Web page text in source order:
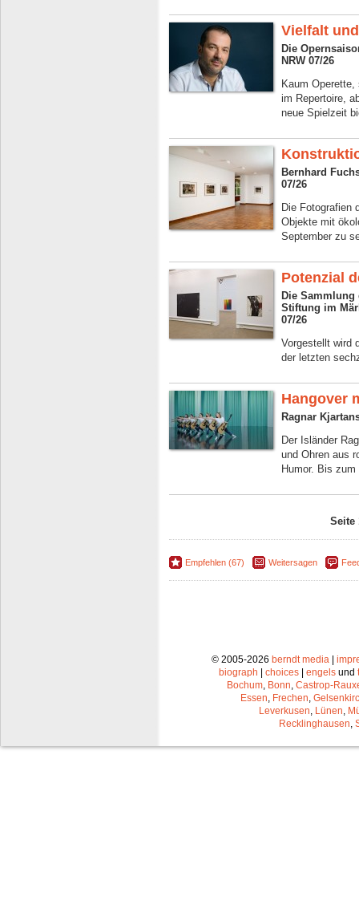
Vielfalt
Die
NRW 07/26
Kaum
im Repertoire,
neue Spielzeit
Bernhard
07/26
Die Fotografien
Objekte mit
September zu
Potenzial
Die Sammlung
Stiftung im
07/26
Vorgestellt wird
der letzten
Hangover
Ragnar
Der Isländer
und Ohren aus
Humor. Bis
Seite
Empfehlen (67) Weitersagen
© 2005-2026 berndt media|
biograph
choices engels und
Bochum, Bonn, Castrop-
Essen, Frechen,
Leverkusen, Lünen,
Recklinghausen,